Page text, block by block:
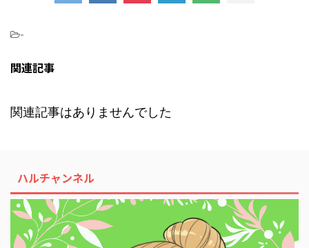
-
関連記事
関連記事はありませんでした
ハルチャンネル